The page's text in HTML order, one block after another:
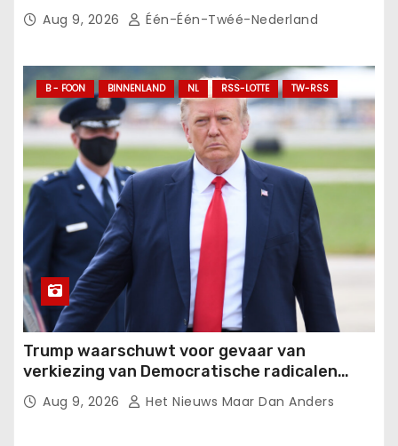
Aug 9, 2026 Één-Één-Twéé-Nederland
B - FOON BINNENLAND NL RSS-LOTTE TW-RSS
Trump waarschuwt voor gevaar van
verkiezing van Democratische radicalen
zoals Mohamed El-Sayed en bekritiseert
RINOs.
Aug 9, 2026 Het Nieuws Maar Dan Anders